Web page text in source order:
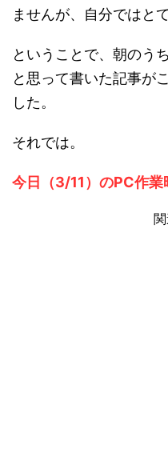
ませんが、自分ではと
ということで、朝のう
と思って書いた記事が
した。
それでは。
今日（3/11）のPC作